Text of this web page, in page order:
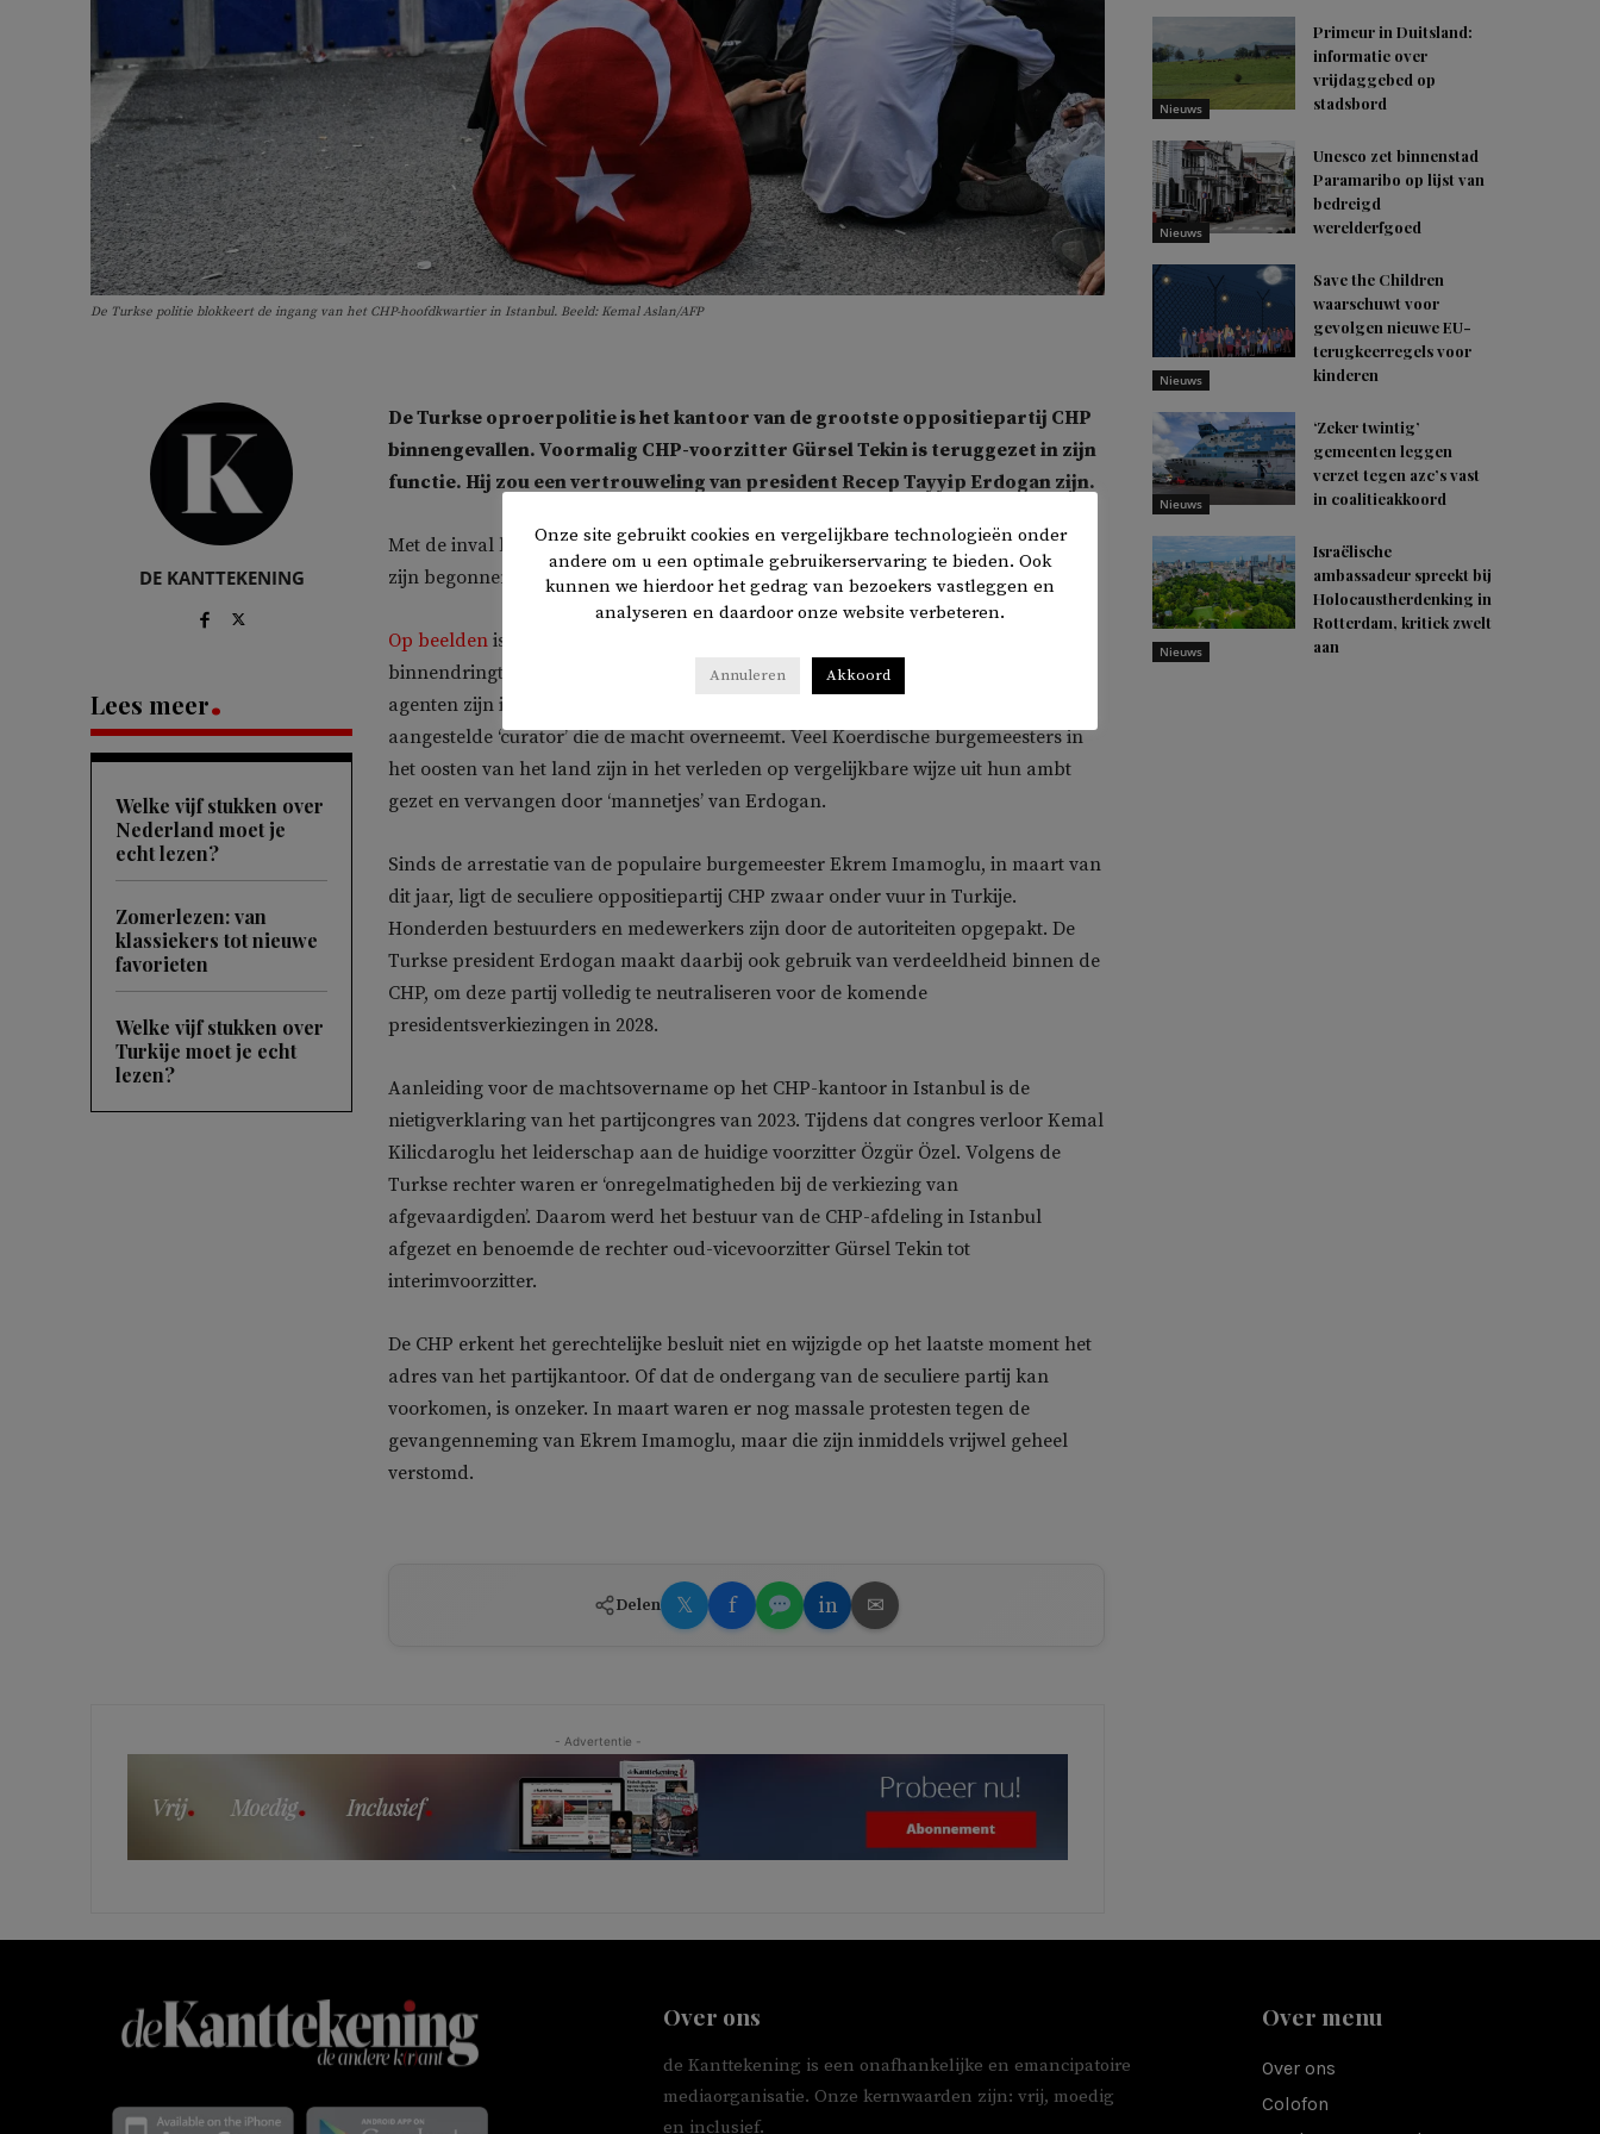
De Turkse politie blokkeert de ingang van het CHP-hoofdkwartier in Istanbul. Beeld: Kemal Aslan/AFP
DE KANTTEKENING
Lees meer
Welke vijf stukken over
Nederland moet je
echt lezen?
Zomerlezen: van
klassiekers tot nieuwe
favorieten
Welke vijf stukken over
Turkije moet je echt
lezen?
De Turkse oproerpolitie is het kantoor van de grootste oppositiepartij CHP
binnengevallen. Voormalig CHP-voorzitter Gürsel Tekin is teruggezet in zijn
functie. Hij zou een vertrouweling van president Recep Tayyip Erdogan zijn.
Met de inval lijkt een nieuwe fase van de ontmanteling van de Turkse oppositie te
zijn begonnen, zo meldt de Turkse nieuwssiteBianet.
Op beelden is te zien dat de politie met veel geweld het kantoor van de CHP
binnendringt. Volgens de overgebleven Turkse oppositiekranten zouden er 5000
agenten zijn ingezet. Er wordt gesproken van een ‘
aangestelde ‘curator’ die de macht overneemt. Veel Koerdische burgemeesters in
het oosten van het land zijn in het verleden op vergelijkbare wijze uit hun ambt
gezet en vervangen door ‘mannetjes’ van Erdogan.
Sinds de arrestatie van de populaire burgemeester Ekrem Imamoglu, in maart van
dit jaar, ligt de seculiere oppositiepartij CHP zwaar onder vuur in Turkije.
Honderden bestuurders en medewerkers zijn door de autoriteiten opgepakt. De
Turkse president Erdogan maakt daarbij ook gebruik van verdeeldheid binnen de
CHP, om deze partij volledig te neutraliseren voor de komende
presidentsverkiezingen in 2028.
Aanleiding voor de machtsovername op het CHP-kantoor in Istanbul is de
nietigverklaring van het partijcongres van 2023. Tijdens dat congres verloor Kemal
Kilicdaroglu het leiderschap aan de huidige voorzitter Özgür Özel. Volgens de
Turkse rechter waren er ‘onregelmatigheden bij de verkiezing van
afgevaardigden’. Daarom werd het bestuur van de CHP-afdeling in Istanbul
afgezet en benoemde de rechter oud-vicevoorzitter Gürsel Tekin tot
interimvoorzitter.
De CHP erkent het gerechtelijke besluit niet en wijzigde op het laatste moment het
adres van het partijkantoor. Of dat de ondergang van de seculiere partij kan
voorkomen, is onzeker. In maart waren er nog massale protesten tegen de
gevangenneming van Ekrem Imamoglu, maar die zijn inmiddels vrijwel geheel
verstomd.
Delen 𝕏 f in ✉
- Advertentie -
Nieuws
Primeur in Duitsland:
informatie over
vrijdaggebed op
stadsbord
Nieuws
Unesco zet binnenstad
Paramaribo op lijst van
bedreigd
werelderfgoed
Nieuws
Save the Children
waarschuwt voor
gevolgen nieuwe EU-
terugkeerregels voor
kinderen
Nieuws
‘Zeker twintig’
gemeenten leggen
verzet tegen azc’s vast
in coalitieakkoord
Nieuws
Israëlische
ambassadeur spreekt bij
Holocaustherdenking in
Rotterdam, kritiek zwelt
aan
Over ons
de Kanttekening is een onafhankelijke en emancipatoire
mediaorganisatie. Onze kernwaarden zijn: vrij, moedig
en inclusief.
Over menu
Over ons
Colofon
Onze site gebruikt cookies en vergelijkbare technologieën onder
andere om u een optimale gebruikerservaring te bieden. Ook
kunnen we hierdoor het gedrag van bezoekers vastleggen en
analyseren en daardoor onze website verbeteren.
Annuleren Akkoord